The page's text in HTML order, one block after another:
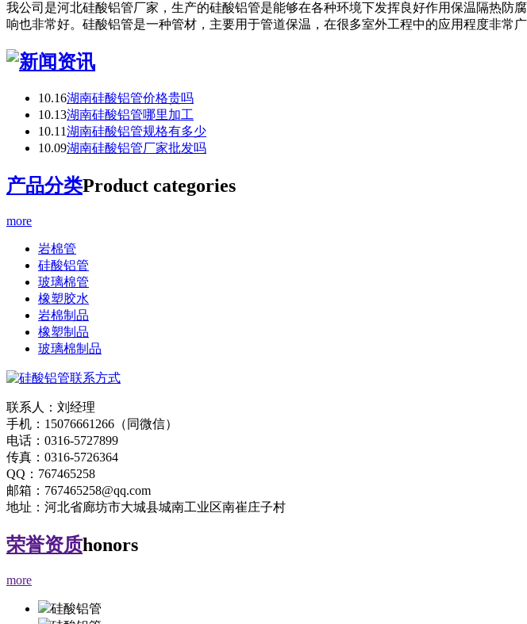
我公司是河北硅酸铝管厂家，生产的硅酸铝管是能够在各种环境下发挥良好作用保温隔热
响也非常好。硅酸铝管是一种管材，主要用于管道保温，在很多室外工程中的应用程度非常广
10.16湖南硅酸铝管价格贵吗
10.13湖南硅酸铝管哪里加工
10.11湖南硅酸铝管规格有多少
10.09​湖南硅酸铝管厂家批发吗
产品分类Product categories
more
岩棉管
硅酸铝管
玻璃棉管
橡塑胶水
岩棉制品
橡塑制品
玻璃棉制品
联系人：刘经理
手机：15076661266（同微信）
电话：0316-5727899
传真：0316-5726364
QQ：767465258
邮箱：767465258@qq.com
地址：河北省廊坊市大城县城南工业区南崔庄子村
荣誉资质honors
more
硅酸铝管